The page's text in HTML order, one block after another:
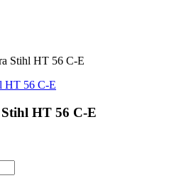
HT 56 C-E